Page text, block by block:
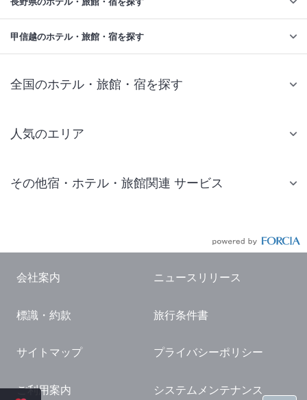
甲信越のホテル・旅館・宿を探す
全国のホテル・旅館・宿を探す
人気のエリア
仙台 ホテル
東京ドーム ホテル
横浜 ホテル
熱海 ホテル
その他宿・ホテル・旅館関連 サービス
国内観光ガイド
旅行・観光情報
会社案内 ニュースリリース
標識・約款 旅行条件書
サイトマップ プライバシーポリシー
ご利用案内 システムメンテナンス